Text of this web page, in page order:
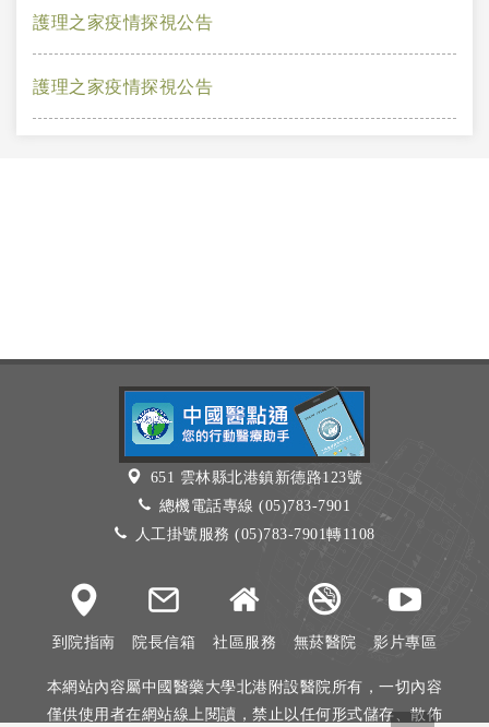
護理之家疫情探視公告
護理之家疫情探視公告
651 雲林縣北港鎮新德路123號
總機電話專線 (05)783-7901
人工掛號服務 (05)783-7901轉1108
到院指南 院長信箱 社區服務 無菸醫院 影片專區
本網站內容屬中國醫藥大學北港附設醫院所有，一切內容
僅供使用者在網站線上閱讀，禁止以任何形式儲存、散佈